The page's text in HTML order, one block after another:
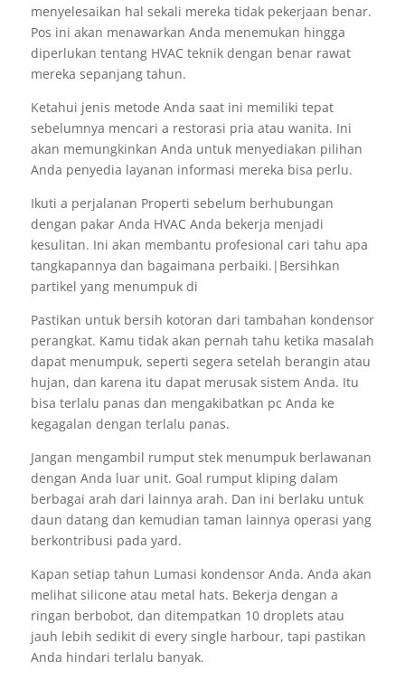
menyelesaikan hal sekali mereka tidak pekerjaan benar.
Pos ini akan menawarkan Anda menemukan hingga
diperlukan tentang HVAC teknik dengan benar rawat
mereka sepanjang tahun.
Ketahui jenis metode Anda saat ini memiliki tepat
sebelumnya mencari a restorasi pria atau wanita. Ini
akan memungkinkan Anda untuk menyediakan pilihan
Anda penyedia layanan informasi mereka bisa perlu.
Ikuti a perjalanan Properti sebelum berhubungan
dengan pakar Anda HVAC Anda bekerja menjadi
kesulitan. Ini akan membantu profesional cari tahu apa
tangkapannya dan bagaimana perbaiki.|Bersihkan
partikel yang menumpuk di
Pastikan untuk bersih kotoran dari tambahan kondensor
perangkat. Kamu tidak akan pernah tahu ketika masalah
dapat menumpuk, seperti segera setelah berangin atau
hujan, dan karena itu dapat merusak sistem Anda. Itu
bisa terlalu panas dan mengakibatkan pc Anda ke
kegagalan dengan terlalu panas.
Jangan mengambil rumput stek menumpuk berlawanan
dengan Anda luar unit. Goal rumput kliping dalam
berbagai arah dari lainnya arah. Dan ini berlaku untuk
daun datang dan kemudian taman lainnya operasi yang
berkontribusi pada yard.
Kapan setiap tahun Lumasi kondensor Anda. Anda akan
melihat silicone atau metal hats. Bekerja dengan a
ringan berbobot, dan ditempatkan 10 droplets atau
jauh lebih sedikit di every single harbour, tapi pastikan
Anda hindari terlalu banyak.